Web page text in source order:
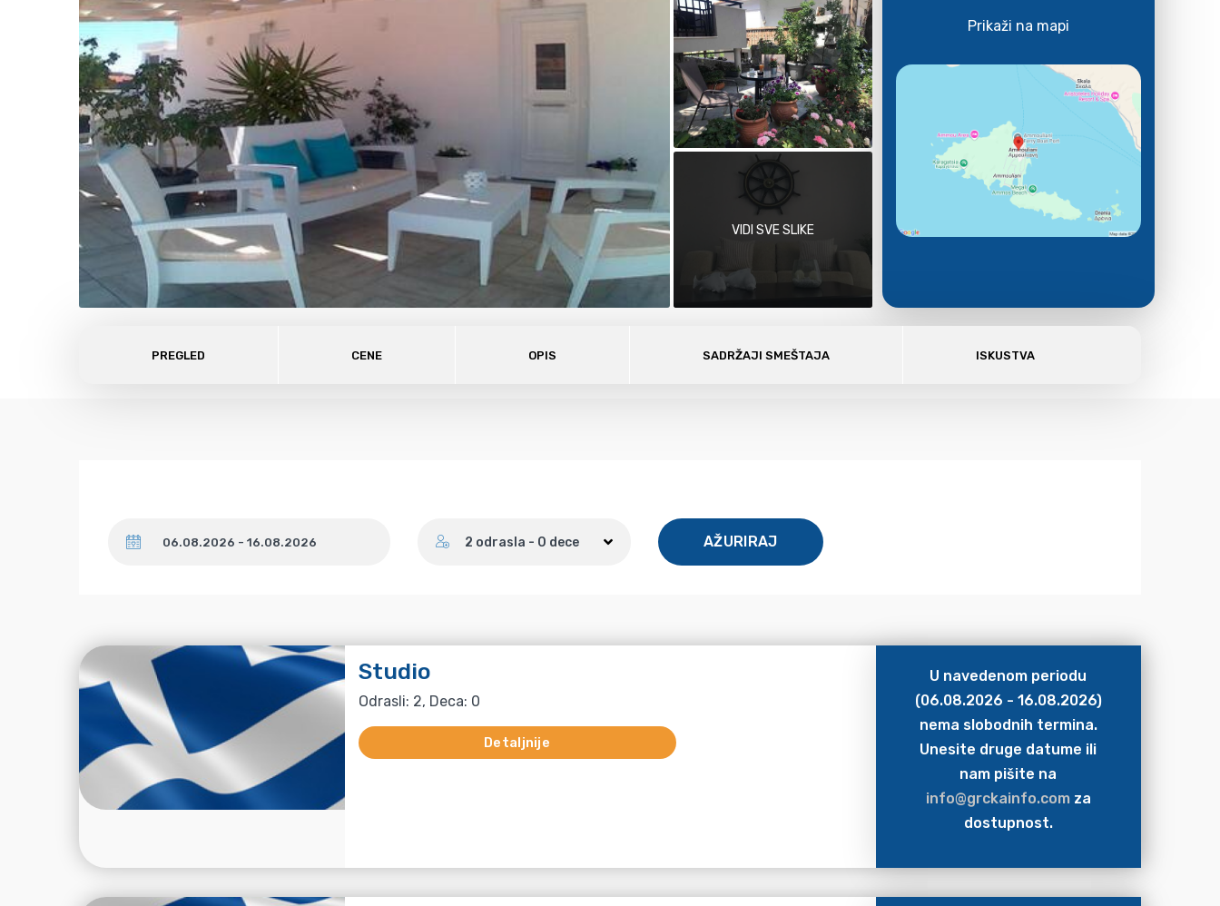
VIDI SVE SLIKE
Prikaži na mapi
PREGLED CENE OPIS SADRŽAJI SMEŠTAJA ISKUSTVA
2 odrasla - 0 dece AŽURIRAJ
Studio
Odrasli: 2, Deca: 0
Detaljnije
U navedenom periodu
(06.08.2026 - 16.08.2026)
nema slobodnih termina.
Unesite druge datume ili
nam pišite na
info@grckainfo.comza
dostupnost.